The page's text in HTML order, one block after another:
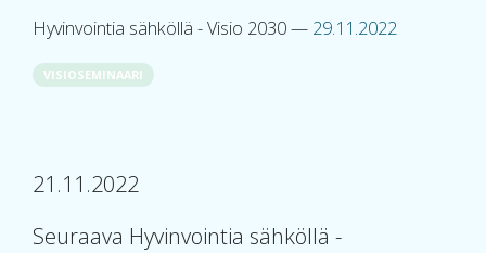
Hyvinvointia sähköllä - Visio 2030— 29.11.2022
VISIOSEMINAARI
21.11.2022
Seuraava Hyvinvointia sähköllä -